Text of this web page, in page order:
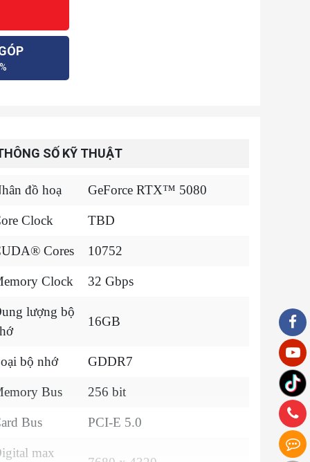
SỐ KỸ THUẬT
đồ hoạ GeForce RTX™ 5080
Clock TBD
Cores 10752
Clock 32 Gbps
lượng bộ
16GB
bộ nhớ GDDR7
Bus 256 bit
Bus PCI-E 5.0
max